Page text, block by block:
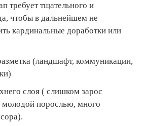
требует тщательного и
чтобы в дальнейшем не
кардинальные доработки или
(ландшафт, коммуникации,
слоя ( слишком зарос
молодой порослью, много